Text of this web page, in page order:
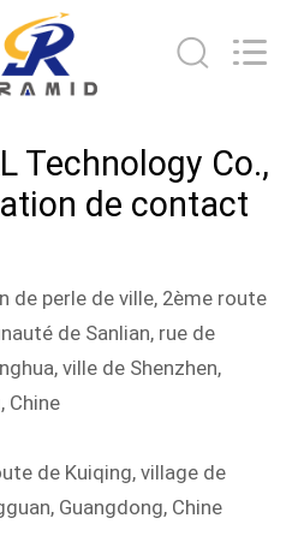
Technology Co.,
de contact
de perle de ville, 2ème route
de Sanlian, rue de
ville de Shenzhen,
Chine
de Kuiqing, village de
Guangdong, Chine